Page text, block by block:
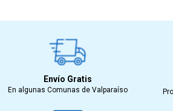
Envío Gratis
En algunas Comunas de Valparaíso